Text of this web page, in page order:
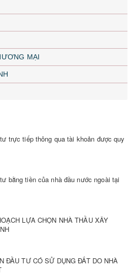
MẠI
trực tiếp thông qua tài khoản được quy
bằng tiền của nhà đầu nước ngoài tại
LỰA CHỌN NHÀ THẦU XÂY
ĐẦU TƯ CÓ SỬ DỤNG ĐẤT DO NHÀ